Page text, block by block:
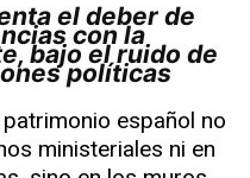
con la
bajo el ruido de
políticas
español no
ministeriales ni en